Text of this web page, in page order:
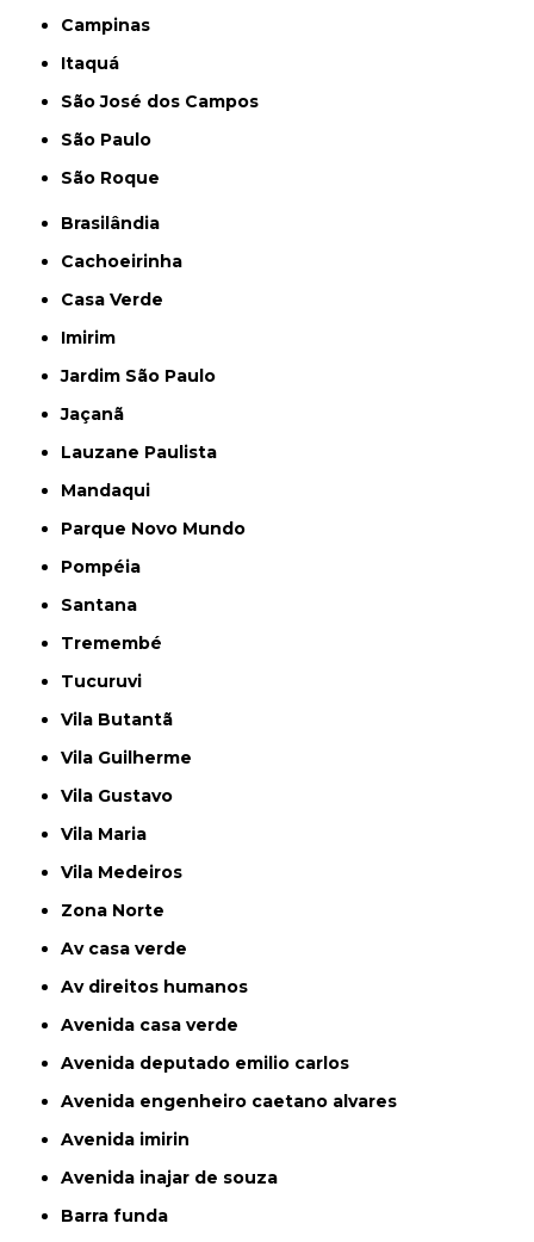
Campinas
Itaquá
São José dos Campos
São Paulo
São Roque
Brasilândia
Cachoeirinha
Casa Verde
Imirim
Jardim São Paulo
Jaçanã
Lauzane Paulista
Mandaqui
Parque Novo Mundo
Pompéia
Santana
Tremembé
Tucuruvi
Vila Butantã
Vila Guilherme
Vila Gustavo
Vila Maria
Vila Medeiros
Zona Norte
av casa verde
av direitos humanos
avenida casa verde
avenida deputado emilio carlos
avenida engenheiro caetano alvares
avenida imirin
avenida inajar de souza
barra funda